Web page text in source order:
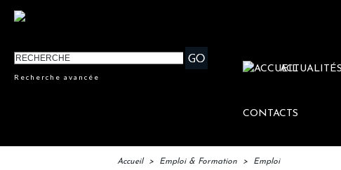
Recherche avancée
ACTUALITÉS
CONTACTS
Accueil > Emploi & Formation > Emploi